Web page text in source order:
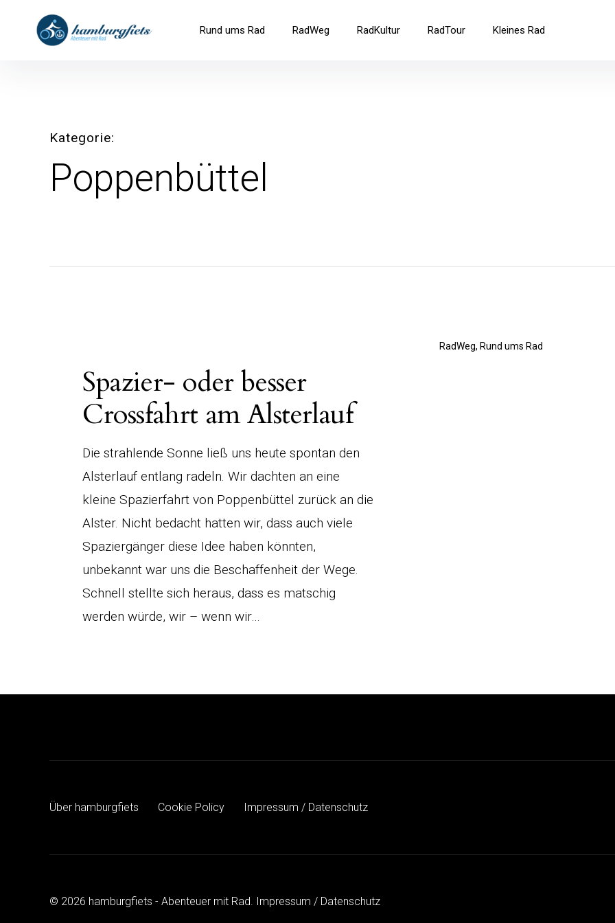
überspringenhamburgfiets – Abenteuer mit Rad
Rund ums Rad RadWeg RadKultur RadTour Kleines Rad
Kategorie
Poppenbüttel
Spazier- oder besser
Crossfahrt am Alsterlauf
Die strahlende Sonne ließ uns heute spontan den
Alsterlauf entlang radeln. Wir dachten an eine
kleine Spazierfahrt von Poppenbüttel zurück an die
Alster. Nicht bedacht hatten wir, dass auch viele
Spaziergänger diese Idee haben könnten,
unbekannt war uns die Beschaffenheit der Wege.
Schnell stellte sich heraus, dass es matschig
werden würde, wir – wenn wir…
RadWeg, Rund ums Rad
Über hamburgfiets Cookie Policy Impressum / Datenschutz
© 2026 hamburgfiets - Abenteuer mit Rad. Impressum / Datenschutz